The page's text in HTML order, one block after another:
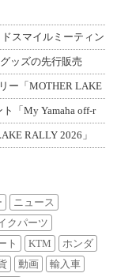
スマイルミーティン
ッズの先行販売
ー「MOTHER LAKE
「My Yamaha off-r
RALLY 2026」
ニュース
クパーツ
ト KTM
ホンダ
動画
輸入車